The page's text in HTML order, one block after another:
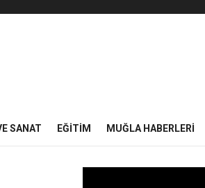
SANAT EĞITIM MUĞLA HABERLERI